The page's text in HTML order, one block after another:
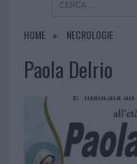
HOME NECROLOGIE
Paola Delrio